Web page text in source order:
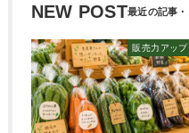
NEW POST
販売力アップ